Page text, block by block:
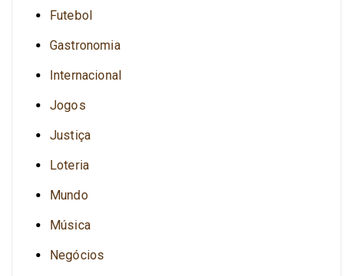
Futebol
Gastronomia
Internacional
Jogos
Justiça
Loteria
Mundo
Música
Negócios